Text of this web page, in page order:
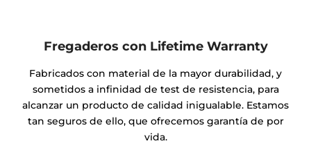
Fregaderos con Lifetime Warranty
Fabricados con material de la mayor durabilidad, y
sometidos a infinidad de test de resistencia, para
alcanzar un producto de calidad inigualable. Estamos
tan seguros de ello, que ofrecemos garantía de por
vida.